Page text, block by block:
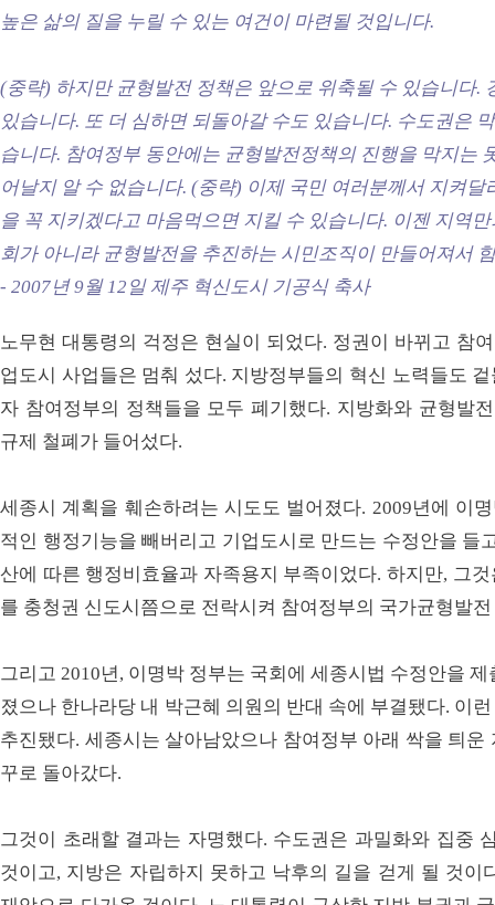
높은 삶의 질을 누릴 수 있는 여건이 마련될 것입니다.
(중략) 하지만 균형발전 정책은 앞으로 위축될 수 있습니다.
있습니다. 또 더 심하면 되돌아갈 수도 있습니다. 수도권은
습니다. 참여정부 동안에는 균형발전정책의 진행을 막지는
어날지 알 수 없습니다. (중략) 이제 국민 여러분께서 지켜
을 꼭 지키겠다고 마음먹으면 지킬 수 있습니다. 이젠 지역
회가 아니라 균형발전을 추진하는 시민조직이 만들어져서
- 2007년 9월 12일 제주 혁신도시 기공식 축사
노무현 대통령의 걱정은 현실이 되었다. 정권이 바뀌고 참
업도시 사업들은 멈춰 섰다. 지방정부들의 혁신 노력들도
자 참여정부의 정책들을 모두 폐기했다. 지방화와 균형발
규제 철폐가 들어섰다.
세종시 계획을 훼손하려는 시도도 벌어졌다. 2009년에 이
적인 행정기능을 빼버리고 기업도시로 만드는 수정안을 들
산에 따른 행정비효율과 자족용지 부족이었다. 하지만, 그
를 충청권 신도시쯤으로 전락시켜 참여정부의 국가균형발
그리고 2010년, 이명박 정부는 국회에 세종시법 수정안을
졌으나 한나라당 내 박근혜 의원의 반대 속에 부결됐다. 이
추진됐다. 세종시는 살아남았으나 참여정부 아래 싹을 틔
꾸로 돌아갔다.
그것이 초래할 결과는 자명했다. 수도권은 과밀화와 집중
것이고, 지방은 자립하지 못하고 낙후의 길을 걷게 될 것이